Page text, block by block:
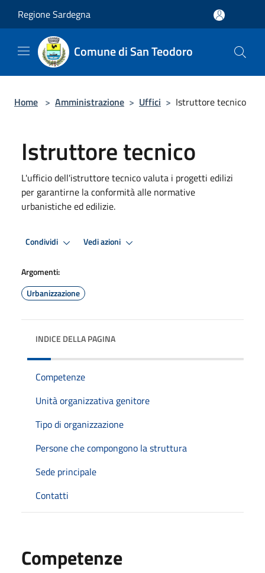
Regione Sardegna
Comune di San Teodoro
Home > Amministrazione > Uffici > Istruttore tecnico
Istruttore tecnico
L'ufficio dell'istruttore tecnico valuta i progetti edilizi
per garantirne la conformità alle normative
urbanistiche ed edilizie.
Condividi Vedi azioni
Argomenti:
Urbanizzazione
INDICE DELLA PAGINA
Competenze
Unità organizzativa genitore
Tipo di organizzazione
Persone che compongono la struttura
Sede principale
Contatti
Competenze